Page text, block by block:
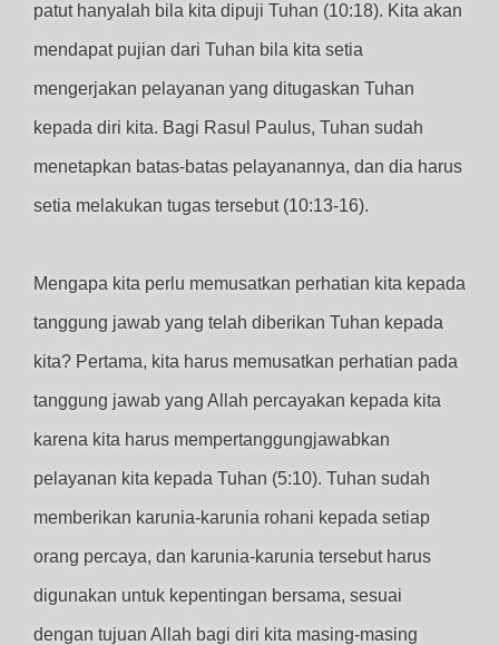
patut hanyalah bila kita dipuji Tuhan (10:18). Kita akan
mendapat pujian dari Tuhan bila kita setia
mengerjakan pelayanan yang ditugaskan Tuhan
kepada diri kita. Bagi Rasul Paulus, Tuhan sudah
menetapkan batas-batas pelayanannya, dan dia harus
setia melakukan tugas tersebut (10:13-16).
Mengapa kita perlu memusatkan perhatian kita kepada
tanggung jawab yang telah diberikan Tuhan kepada
kita? Pertama, kita harus memusatkan perhatian pada
tanggung jawab yang Allah percayakan kepada kita
karena kita harus mempertanggungjawabkan
pelayanan kita kepada Tuhan (5:10). Tuhan sudah
memberikan karunia-karunia rohani kepada setiap
orang percaya, dan karunia-karunia tersebut harus
digunakan untuk kepentingan bersama, sesuai
dengan tujuan Allah bagi diri kita masing-masing